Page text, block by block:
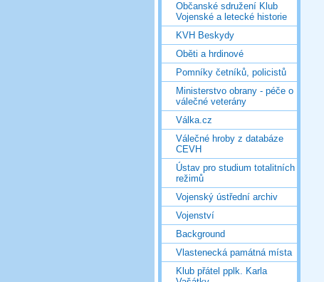
Občanské sdružení Klub
Vojenské a letecké historie
KVH Beskydy
Oběti a hrdinové
Pomníky četníků, policistů
Ministerstvo obrany - péče o
válečné veterány
Válka.cz
Válečné hroby z databáze
CEVH
Ústav pro studium totalitních
režimů
Vojenský ústřední archiv
Vojenství
Background
Vlastenecká památná místa
Klub přátel pplk. Karla